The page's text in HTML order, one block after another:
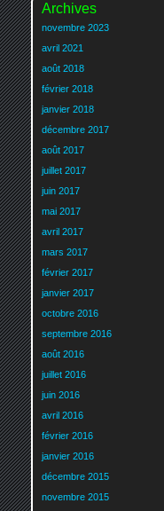
Archives
novembre 2023
avril 2021
août 2018
février 2018
janvier 2018
décembre 2017
août 2017
juillet 2017
juin 2017
mai 2017
avril 2017
mars 2017
février 2017
janvier 2017
octobre 2016
septembre 2016
août 2016
juillet 2016
juin 2016
avril 2016
février 2016
janvier 2016
décembre 2015
novembre 2015